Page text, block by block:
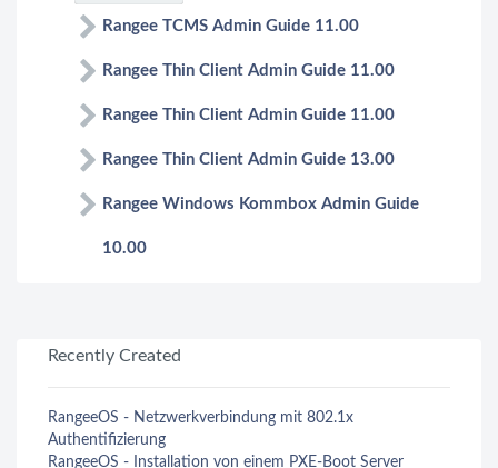
Rangee TCMS Admin Guide 11.00
Rangee Thin Client Admin Guide 11.00
Rangee Thin Client Admin Guide 11.00
Rangee Thin Client Admin Guide 13.00
Rangee Windows Kommbox Admin Guide
10.00
Recently Created
RangeeOS - Netzwerkverbindung mit 802.1x
Authentifizierung
RangeeOS - Installation von einem PXE-Boot Server